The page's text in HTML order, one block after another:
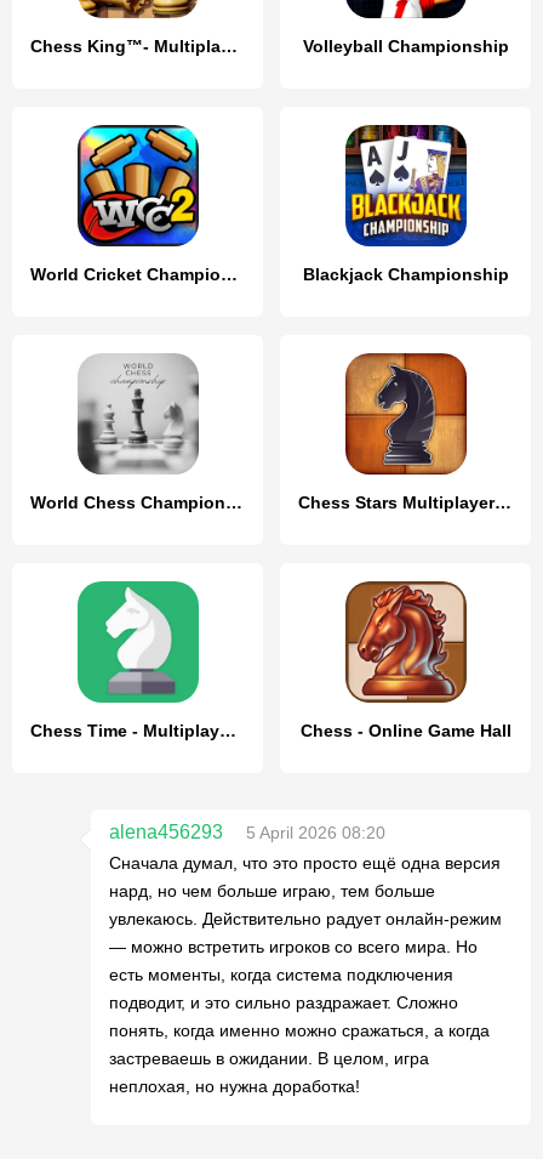
Chess King™- Multiplayer Chess Volleyball Championship
World Cricket Championship 2 Blackjack Championship
World Chess Championship Chess Stars Multiplayer Online
Chess Time - Multiplayer Chess Chess - Online Game Hall
alena456293
5 April 2026 08:20
Сначала думал, что это просто ещё одна версия
нард, но чем больше играю, тем больше
увлекаюсь. Действительно радует онлайн-режим
— можно встретить игроков со всего мира. Но
есть моменты, когда система подключения
подводит, и это сильно раздражает. Сложно
понять, когда именно можно сражаться, а когда
застреваешь в ожидании. В целом, игра
неплохая, но нужна доработка!